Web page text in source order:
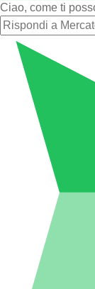
Ciao, come ti